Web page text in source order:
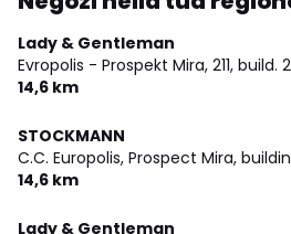
Lady & Gentleman
Evropolis - Prospekt Mira, 211, build.
14,6 km
STOCKMANN
C.C. Europolis, Prospect Mira,
14,6 km
Lady & Gentleman